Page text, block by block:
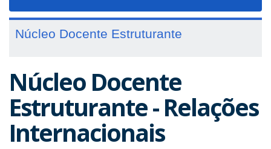
Núcleo Docente Estruturante
Núcleo Docente
Estruturante - Relações
Internacionais